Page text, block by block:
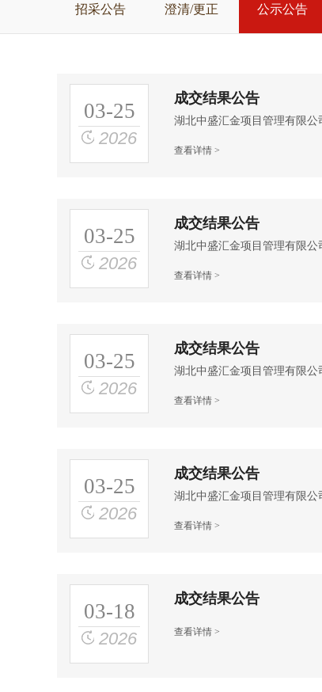
招采公告 澄清/更正 公示公告
03-25
2026
成交结果公告
查看详情 >
03-25
2026
成交结果公告
查看详情 >
03-25
2026
成交结果公告
查看详情 >
03-25
2026
成交结果公告
查看详情 >
03-18
2026
成交结果公告
查看详情 >